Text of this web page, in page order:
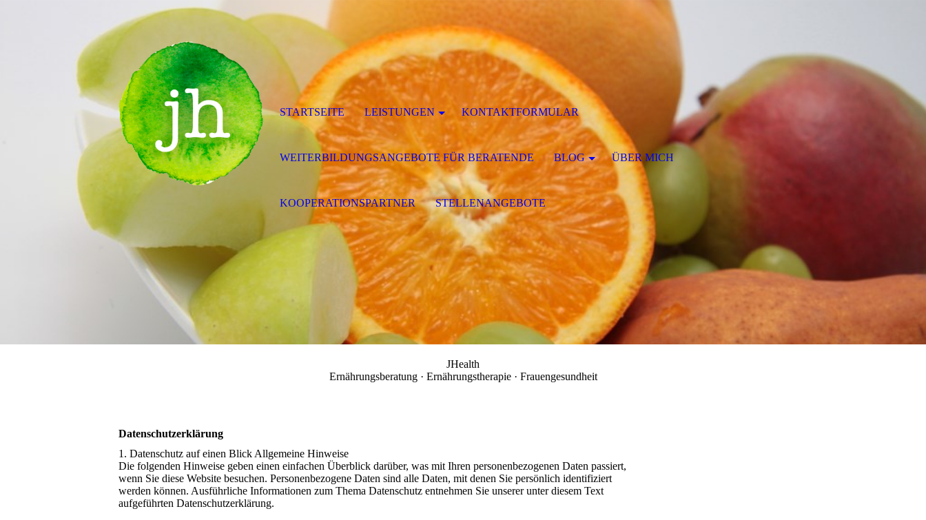
JHealth
Ernährungsberatung · Ernährungstherapie · Frauengesundheit
Datenschutzerklärung
1. Datenschutz auf einen Blick Allgemeine Hinweise
Die folgenden Hinweise geben einen einfachen Überblick darüber, was mit Ihren personenbezogenen Daten passiert,
wenn Sie diese Website besuchen. Personenbezogene Daten sind alle Daten, mit denen Sie persönlich identifiziert
werden können. Ausführliche Informationen zum Thema Datenschutz entnehmen Sie unserer unter diesem Text
aufgeführten Datenschutzerklärung.
STARTSEITE LEISTUNGEN KONTAKTFORMULAR
WEITERBILDUNGSANGEBOTE FÜR BERATENDE BLOG ÜBER MICH
KOOPERATIONSPARTNER STELLENANGEBOTE